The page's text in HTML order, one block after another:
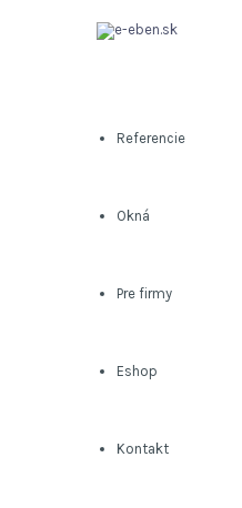
Referencie
Okná
Pre firmy
Eshop
Kontakt